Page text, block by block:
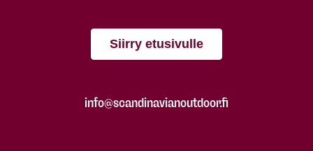
Siirry etusivulle
info@scandinavianoutdoor.fi